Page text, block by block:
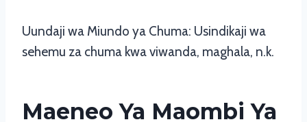
Uundaji wa Miundo ya Chuma: Usindikaji wa
sehemu za chuma kwa viwanda, maghala, n.k.
Maeneo Ya Maombi Ya